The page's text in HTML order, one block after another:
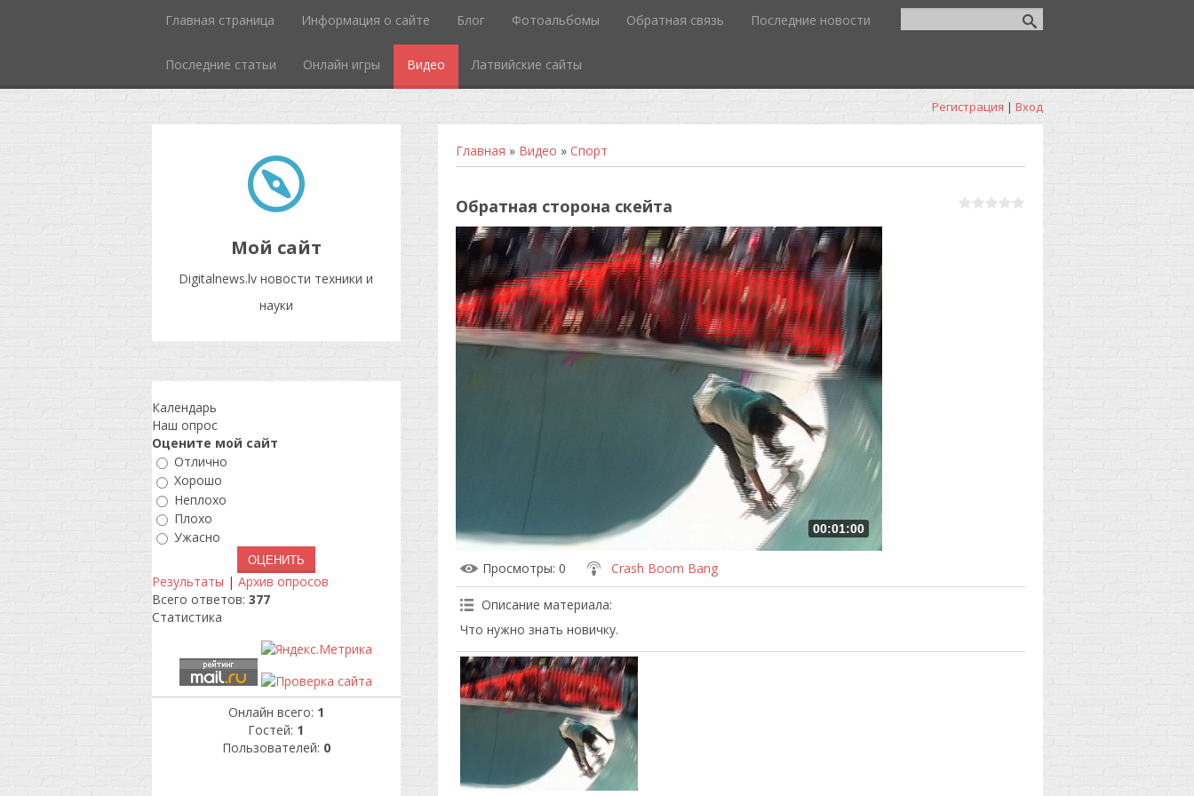
Главная страница Информация о сайте Блог Фотоальбомы Обратная связь Последние новости
Последние статьи Онлайн игры Видео Латвийские сайты
Регистрация | Вход
Мой сайт
Digitalnews.lv новости техники и
науки
Главная » Видео » Спорт
Обратная сторона скейта
00:01:00
Просмотры: 0 Crash Boom Bang
Описание материала:
Что нужно знать новичку.
Календарь
Наш опрос
Оцените мой сайт
Отлично
Хорошо
Неплохо
Плохо
Ужасно
Результаты | Архив опросов
Всего ответов: 377
Статистика
Онлайн всего: 1
Гостей: 1
Пользователей: 0